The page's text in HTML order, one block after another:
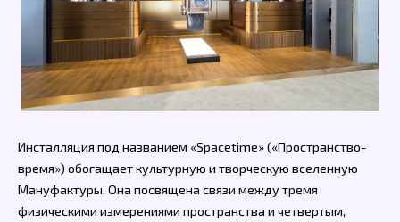
Инсталляция под названием «Spacetime» («Пространство-
время») обогащает культурную и творческую вселенную
Мануфактуры. Она посвящена связи между тремя
физическими измерениями пространства и четвертым,